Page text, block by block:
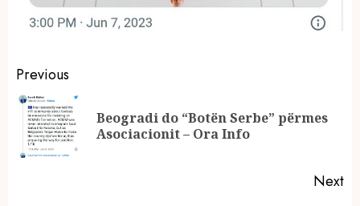
Continue
Reading
Previous
Beogradi do “Botën Serbe” përmes
Asociacionit – Ora Info
Next